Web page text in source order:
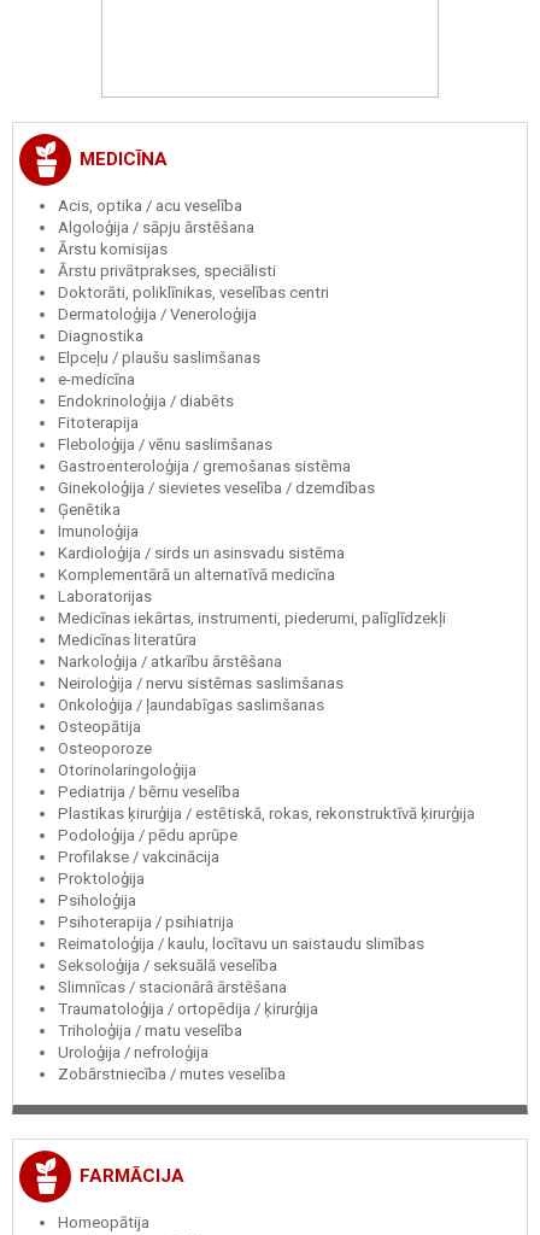
MEDICĪNA
Acis, optika / acu veselība
Algoloģija / sāpju ārstēšana
Ārstu komisijas
Ārstu privātprakses, speciālisti
Doktorāti, poliklīnikas, veselības centri
Dermatoloģija / Veneroloģija
Diagnostika
Elpceļu / plaušu saslimšanas
e-medicīna
Endokrinoloģija / diabēts
Fitoterapija
Fleboloģija / vēnu saslimšanas
Gastroenteroloģija / gremošanas sistēma
Ginekoloģija / sievietes veselība / dzemdības
Ģenētika
Imunoloģija
Kardioloģija / sirds un asinsvadu sistēma
Komplementārā un alternatīvā medicīna
Laboratorijas
Medicīnas iekārtas, instrumenti, piederumi, palīglīdzekļi
Medicīnas literatūra
Narkoloģija / atkarību ārstēšana
Neiroloģija / nervu sistēmas saslimšanas
Onkoloģija / ļaundabīgas saslimšanas
Osteopātija
Osteoporoze
Otorinolaringoloģija
Pediatrija / bērnu veselība
Plastikas ķirurģija / estētiskā, rokas, rekonstruktīvā ķirurģija
Podoloģija / pēdu aprūpe
Profilakse / vakcinācija
Proktoloģija
Psiholoģija
Psihoterapija / psihiatrija
Reimatoloģija / kaulu, locītavu un saistaudu slimības
Seksoloģija / seksuālā veselība
Slimnīcas / stacionārā ārstēšana
Traumatoloģija / ortopēdija / ķirurģija
Triholoģija / matu veselība
Uroloģija / nefroloģija
Zobārstniecība / mutes veselība
FARMĀCIJA
Homeopātija